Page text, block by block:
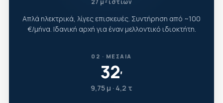
27 μ² ιστίων
Απλά ηλεκτρικά, λίγες επισκευές. Συντήρηση από ~100
€/μήνα. Ιδανική αρχή για έναν μελλοντικό ιδιοκτήτη.
02 · ΜΕΣΑΊΑ
32′
9,75 μ · 4,2 τ